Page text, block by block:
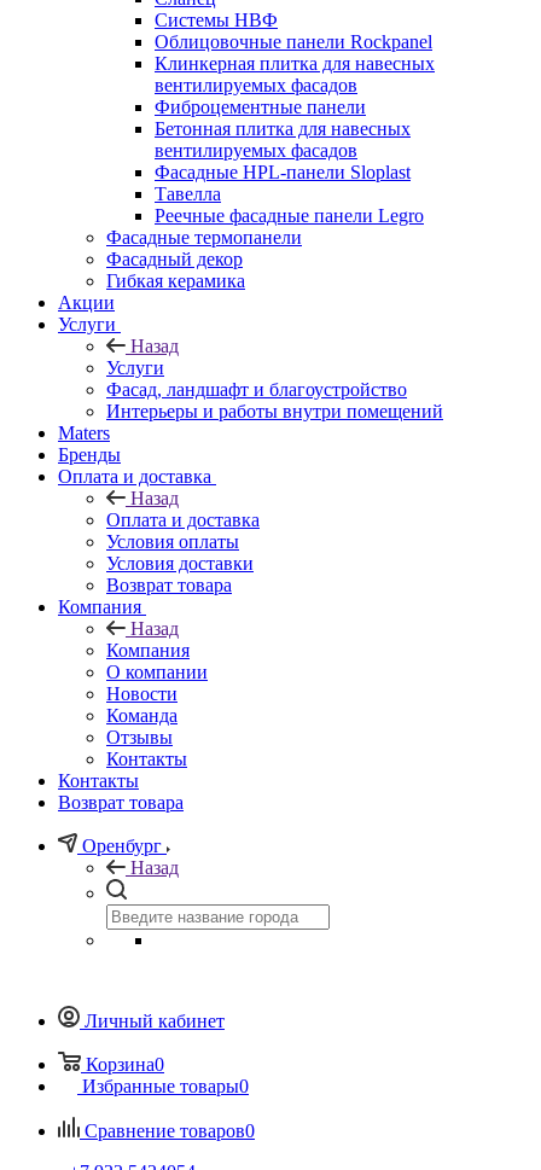
Системы НВФ
Облицовочные панели Rockpanel
Клинкерная плитка для навесных
вентилируемых фасадов
Фиброцементные панели
Бетонная плитка для навесных
вентилируемых фасадов
Фасадные HPL-панели Sloplast
Тавелла
Реечные фасадные панели Legro
Фасадные термопанели
Фасадный декор
Гибкая керамика
Акции
Услуги
Назад
Услуги
Фасад, ландшафт и благоустройство
Интерьеры и работы внутри помещений
Maters
Бренды
Оплата и доставка
Назад
Оплата и доставка
Условия оплаты
Условия доставки
Возврат товара
Компания
Назад
Компания
О компании
Новости
Команда
Отзывы
Контакты
Контакты
Возврат товара
Оренбург
Назад
Личный кабинет
Корзина0
Избранные товары0
Сравнение товаров0